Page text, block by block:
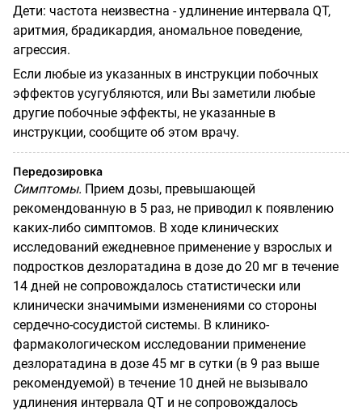
Дети: частота неизвестна - удлинение интервала QT,
аритмия, брадикардия, аномальное поведение,
агрессия.
Если любые из указанных в инструкции побочных
эффектов усугубляются, или Вы заметили любые
другие побочные эффекты, не указанные в
инструкции, сообщите об этом врачу.
Передозировка
Симптомы. Прием дозы, превышающей
рекомендованную в 5 раз, не приводил к появлению
каких-либо симптомов. В ходе клинических
исследований ежедневное применение у взрослых и
подростков дезлоратадина в дозе до 20 мг в течение
14 дней не сопровождалось статистически или
клинически значимыми изменениями со стороны
сердечно-сосудистой системы. В клинико-
фармакологическом исследовании применение
дезлоратадина в дозе 45 мг в сутки (в 9 раз выше
рекомендуемой) в течение 10 дней не вызывало
удлинения интервала QT и не сопровождалось